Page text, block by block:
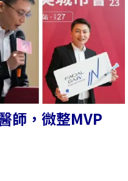
師，微整MVP